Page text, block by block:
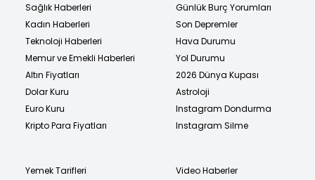
Sağlık Haberleri
Kadın Haberleri
Teknoloji Haberleri
Memur ve Emekli Haberleri
Altın Fiyatları
Dolar Kuru
Euro Kuru
Kripto Para Fiyatları
Günlük Burç Yorumları
Son Depremler
Hava Durumu
Yol Durumu
2026 Dünya Kupası
Astroloji
Instagram Dondurma
Instagram Silme
Yemek Tarifleri
Video Haberler